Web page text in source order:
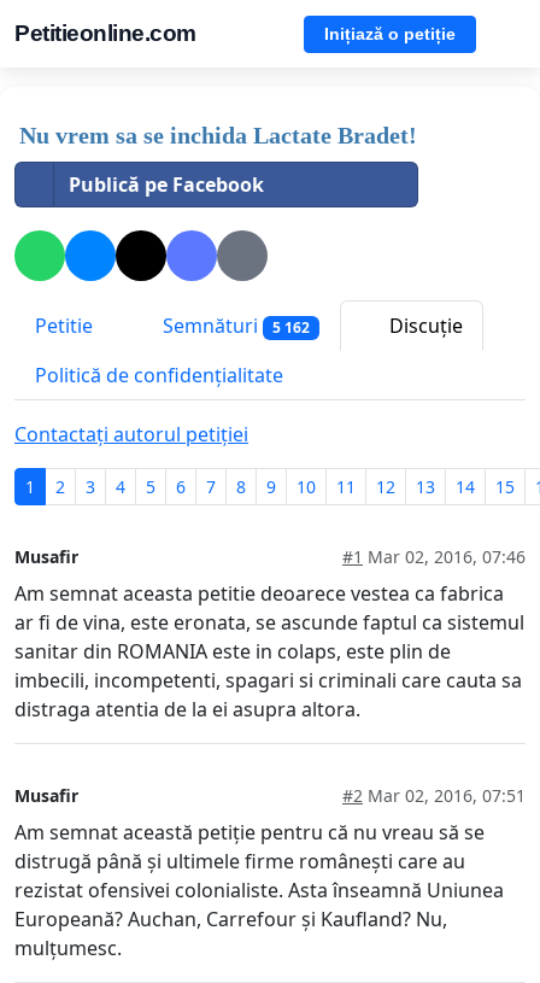
Petitieonline.com Inițiază o petiție
Nu vrem sa se inchida Lactate Bradet!
Publică pe Facebook
Petitie Semnături 5 162
Discuție
Politică de confidențialitate
Contactați autorul petiției
1 2 3 4 5 6 7 8 9 10 11 12 13 14 15
Musafir #1 Mar 02, 2016, 07:46
Am semnat aceasta petitie deoarece vestea ca fabrica
ar fi de vina, este eronata, se ascunde faptul ca sistemul
sanitar din ROMANIA este in colaps, este plin de
imbecili, incompetenti, spagari si criminali care cauta sa
distraga atentia de la ei asupra altora.
Musafir #2 Mar 02, 2016, 07:51
Am semnat această petiție pentru că nu vreau să se
distrugă până și ultimele firme românești care au
rezistat ofensivei colonialiste. Asta înseamnă Uniunea
Europeană? Auchan, Carrefour și Kaufland? Nu,
mulțumesc.